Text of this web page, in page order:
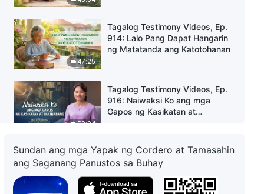
47:25
Tagalog Testimony Videos, Ep.
914: Lalo Pang Dapat Hangarin
ng Matatanda ang Katotohanan
50:34
Tagalog Testimony Videos, Ep.
916: Naiwaksi Ko ang mga
Gapos ng Kasikatan at
38:32
Tagalog Testimony Videos, Ep.
31: Kung Bakit Hindi Ko
Kalmado ang Aking Tungkulin
Sundan ang mga Yapak ng Cordero at Tamasahin
ang Saganang Panustos sa Buhay